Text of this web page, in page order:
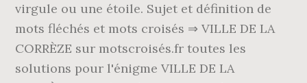
virgule ou une étoile. Sujet et définition de
mots fléchés et mots croisés ⇒ VILLE DE LA
CORRÈZE sur motscroisés.fr toutes les
solutions pour l'énigme VILLE DE LA